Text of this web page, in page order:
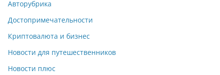
Авторубрика
Достопримечательности
Криптовалюта и бизнес
Новости для путешественников
Новости плюс